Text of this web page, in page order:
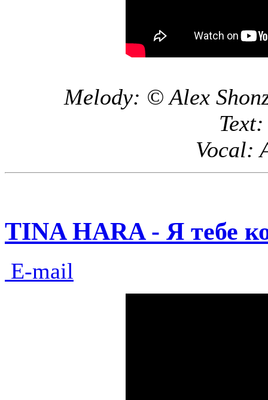
Melody: © Alex
Vocal:
TINA HARA - Я тебе
E-mail